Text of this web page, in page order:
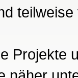
Projekte